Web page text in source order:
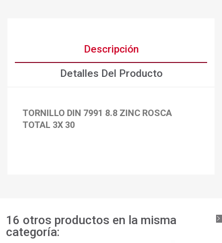
Crear lista de deseos
Descripción
Detalles Del Producto
TORNILLO DIN 7991 8.8 ZINC ROSCA
TOTAL 3X 30
16 otros productos en la misma
categoría: